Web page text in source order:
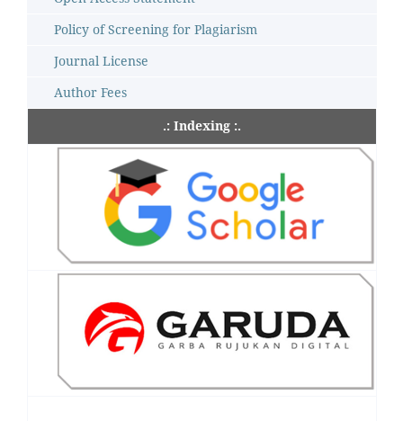
Policy of Screening for Plagiarism
Journal License
Author Fees
.: Indexing :.